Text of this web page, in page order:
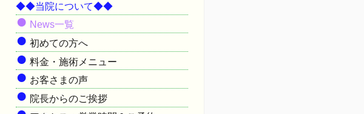
◆◆当院について◆◆
● News一覧
● 初めての方へ
● 料金・施術メニュー
● お客さまの声
● 院長からのご挨拶